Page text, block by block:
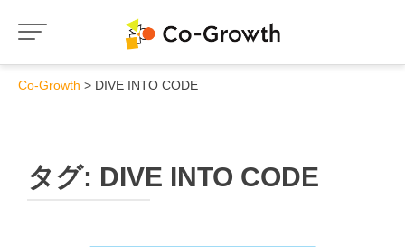
Co-Growth DIVE INTO CODE
タグ: DIVE INTO CODE